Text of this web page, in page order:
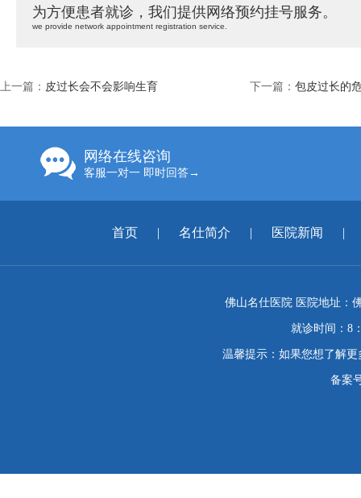
为方便患者就诊，我们提供网络预约挂号服务。
we provide network appointment registration service.
上一篇： 皮过长会不会影响生育 下一篇： 包皮过长的
网络在线咨询
客服一对一 即时回答→
首页 | 名仕简介 | 医院新闻 |
佛山名仕医院 医院地址：
就诊时间：8
温馨提示：如果您想了解
备案